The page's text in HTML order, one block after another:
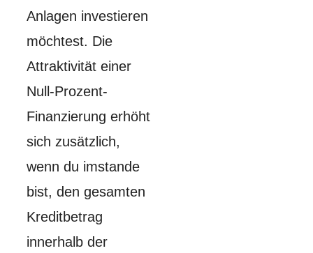
Anlagen investieren
möchtest. Die
Attraktivität einer
Null-Prozent-
Finanzierung erhöht
sich zusätzlich,
wenn du imstande
bist, den gesamten
Kreditbetrag
innerhalb der